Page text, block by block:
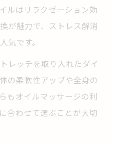
ルはリラクゼーション効
が魅力で、ストレス解消
気です。
レッチを取り入れたダイ
の柔軟性アップや全身の
もオイルマッサージの利
合わせて選ぶことが大切